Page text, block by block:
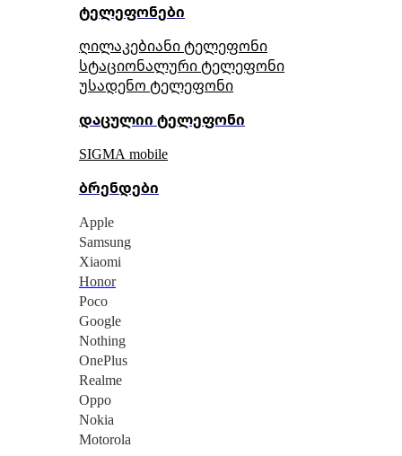
ტელეფონები
ღილაკებიანი ტელეფონი
სტაციონალური ტელეფონი
უსადენო ტელეფონი
დაცულიი ტელეფონი
SIGMA mobile
ბრენდები
Apple
Samsung
Xiaomi
Honor
Poco
Google
Nothing
OnePlus
Realme
Oppo
Nokia
Motorola